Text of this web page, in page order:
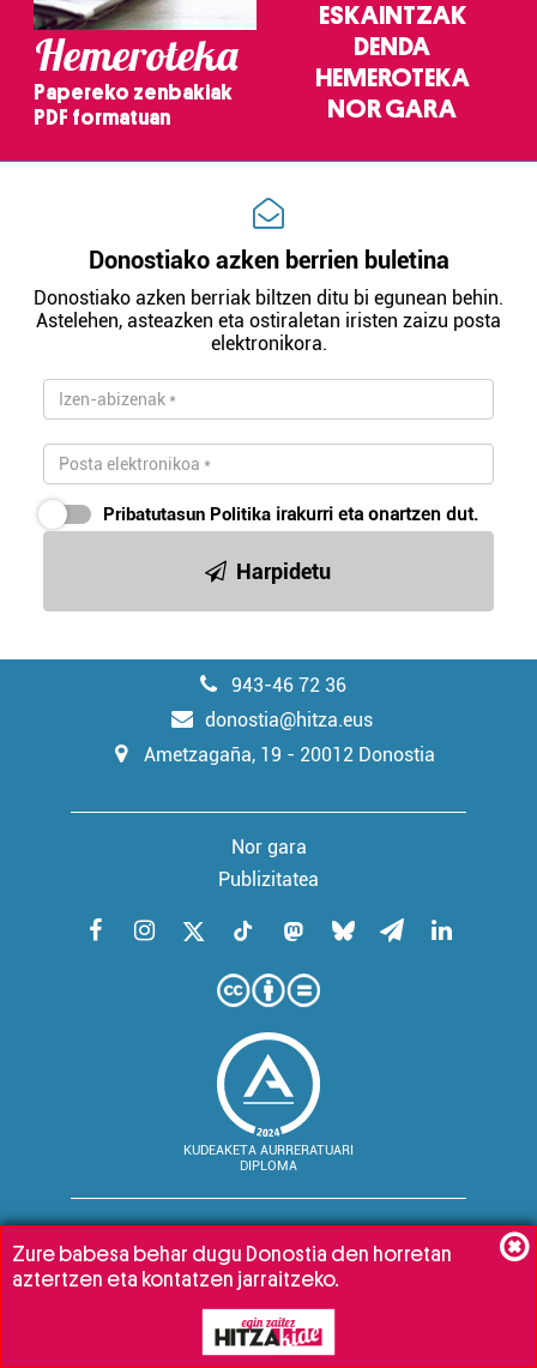
Hemeroteka
Papereko zenbakiak
PDF formatuan
ESKAINTZAK
DENDA
HEMEROTEKA
NOR GARA
Donostiako azken berrien buletina
Donostiako azken berriak biltzen ditu bi egunean behin.
Astelehen, asteazken eta ostiraletan iristen zaizu posta
elektronikora.
Pribatutasun Politika irakurri eta onartzen dut.
Harpidetu
943-46 72 36
donostia@hitza.eus
Ametzagaña, 19 - 20012 Donostia
Nor gara
Publizitatea
KUDEAKETA AURRERATUARI
DIPLOMA
Cookieak
Pribatutasun politika
Argitalpen politika
Aniztasun politika
Zure babesa behar dugu Donostia den horretan
aztertzen eta kontatzen jarraitzeko.